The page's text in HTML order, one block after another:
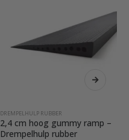
DREMPELHULP RUBBER
2,4 cm hoog gummy ramp –
Drempelhulp rubber